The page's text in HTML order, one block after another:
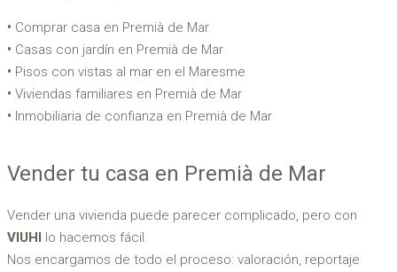
Comprar casa en Premià de Mar
Casas con jardín en Premià de Mar
Pisos con vistas al mar en el Maresme
Viviendas familiares en Premià de Mar
Inmobiliaria de confianza en Premià de Mar
Vender tu casa en Premià de Mar
Vender una vivienda puede parecer complicado, pero con
VIUHI lo hacemos fácil.
Nos encargamos de todo el proceso: valoración, reportaje